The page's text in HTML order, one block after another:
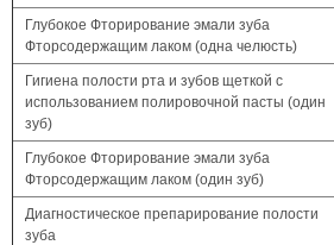
Глубокое Фторирование эмали зуба
Фторсодержащим лаком (одна челюсть)
Гигиена полости рта и зубов щеткой с
использованием полировочной пасты (один
зуб)
Глубокое Фторирование эмали зуба
Фторсодержащим лаком (один зуб)
Диагностическое препарирование полости
зуба